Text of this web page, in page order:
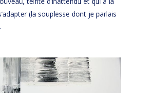
(la souplesse dont je parlais